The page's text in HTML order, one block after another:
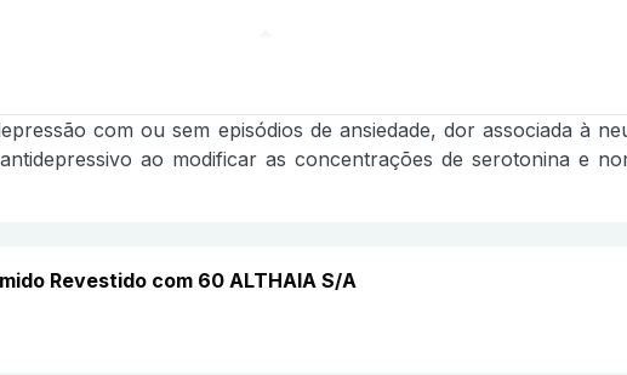
com ou sem episódios de ansiedade, dor associada à
ao modificar as concentrações de serotonina e
Revestido com 60 ALTHAIA S/A